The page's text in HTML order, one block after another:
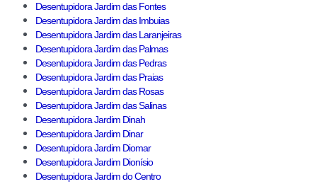
Desentupidora Jardim das Fontes
Desentupidora Jardim das Imbuias
Desentupidora Jardim das Laranjeiras
Desentupidora Jardim das Palmas
Desentupidora Jardim das Pedras
Desentupidora Jardim das Praias
Desentupidora Jardim das Rosas
Desentupidora Jardim das Salinas
Desentupidora Jardim Dinah
Desentupidora Jardim Dinar
Desentupidora Jardim Diomar
Desentupidora Jardim Dionísio
Desentupidora Jardim do Centro